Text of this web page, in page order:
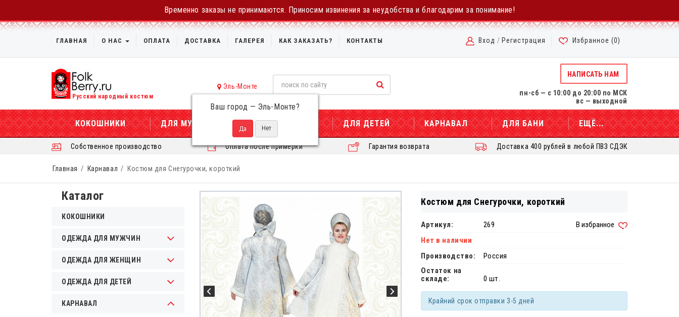
Временно заказы не принимаются. Приносим извинения за неудобства и благодарим за понимание!
ГЛАВНАЯ О НАС ОПЛАТА ДОСТАВКА ГАЛЕРЕЯ КАК ЗАКАЗАТЬ? КОНТАКТЫ Вход / Регистрация Избранное (0)
Русский народный костюм
Эль-Монте
Ваш город — Эль-Монте?
НАПИСАТЬ НАМ
пн-сб — с 10:00 до 20:00 по МСК
вс — выходной
КОКОШНИКИ ДЛЯ МУЖЧИН ДЛЯ ЖЕНЩИН ДЛЯ ДЕТЕЙ КАРНАВАЛ ДЛЯ БАНИ ЕЩЁ...
Собственное производство Оплата после примерки Гарантия возврата Доставка 400 рублей в любой ПВЗ СДЭК
Главная Карнавал Костюм для Снегурочки, короткий
Каталог
КОКОШНИКИ
ОДЕЖДА ДЛЯ МУЖЧИН
ОДЕЖДА ДЛЯ ЖЕНЩИН
ОДЕЖДА ДЛЯ ДЕТЕЙ
КАРНАВАЛ
Костюм для Снегурочки, короткий
В избранное
Артикул:
269
Нет в наличии
Производство:
Россия
Остаток на
складе:
0 шт.
Крайний срок отправки 3-5 дней